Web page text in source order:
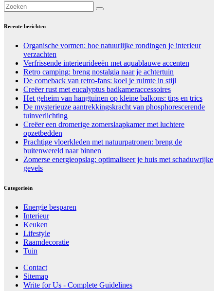
Recente berichten
Organische vormen: hoe natuurlijke rondingen je interieur
verzachten
Verfrissende interieurideeën met aquablauwe accenten
Retro camping: breng nostalgia naar je achtertuin
De comeback van retro-fans: koel je ruimte in stijl
Creëer rust met eucalyptus badkameraccessoires
Het geheim van hangtuinen op kleine balkons: tips en trics
De mysterieuze aantrekkingskracht van phosphorescerende
tuinverlichting
Creëer een dromerige zomerslaapkamer met luchtere
opzetbedden
Prachtige vloerkleden met natuurpatronen: breng de
buitenwereld naar binnen
Zomerse energieopslag: optimaliseer je huis met schaduwrijke
gevels
Categorieën
Energie besparen
Interieur
Keuken
Lifestyle
Raamdecoratie
Tuin
Contact
Sitemap
Write for Us - Complete Guidelines